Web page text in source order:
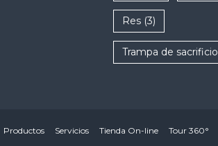
Res (3)
Trampa de sacrificio
Productos Servicios Tienda On-line Tour 360°